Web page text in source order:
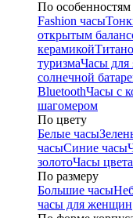
По особенностям
Fashion часы
открытым
керамикой
туризмаЧасы для
солнечной
BluetoothЧасы с
шагомером
По цвету
Белые часы
часыСиние часы
золотоЧасы
По размеру
Большие часы
часы для женщин